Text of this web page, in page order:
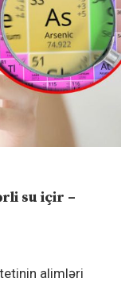
su içir –
alimləri